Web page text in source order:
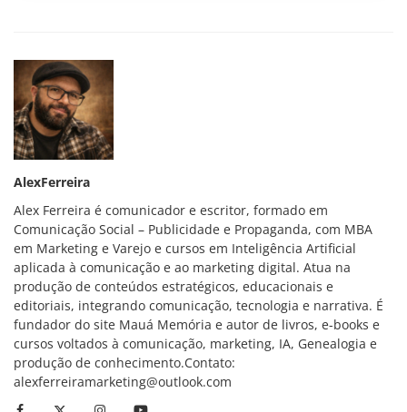
AlexFerreira
Alex Ferreira é comunicador e escritor, formado em
Comunicação Social – Publicidade e Propaganda, com MBA
em Marketing e Varejo e cursos em Inteligência Artificial
aplicada à comunicação e ao marketing digital. Atua na
produção de conteúdos estratégicos, educacionais e
editoriais, integrando comunicação, tecnologia e narrativa. É
fundador do site Mauá Memória e autor de livros, e-books e
cursos voltados à comunicação, marketing, IA, Genealogia e
produção de conhecimento.Contato:
alexferreiramarketing@outlook.com